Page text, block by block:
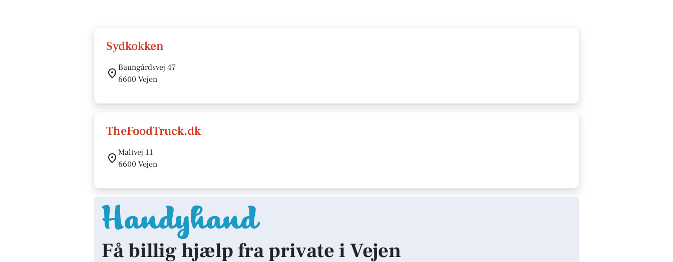
Sydkokken
Baungårdsvej 47
6600 Vejen
TheFoodTruck.dk
Maltvej 11
6600 Vejen
Få billig hjælp fra private i Vejen